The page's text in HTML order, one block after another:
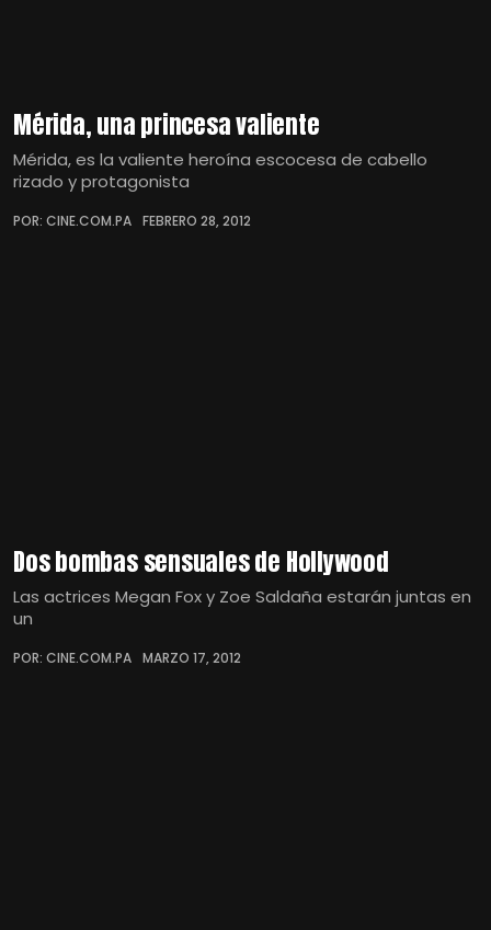
Mérida, una princesa valiente
Mérida, es la valiente heroína escocesa de cabello
rizado y protagonista
POR: CINE.COM.PA FEBRERO 28, 2012
Dos bombas sensuales de Hollywood
Las actrices Megan Fox y Zoe Saldaña estarán juntas en
un
POR: CINE.COM.PA MARZO 17, 2012